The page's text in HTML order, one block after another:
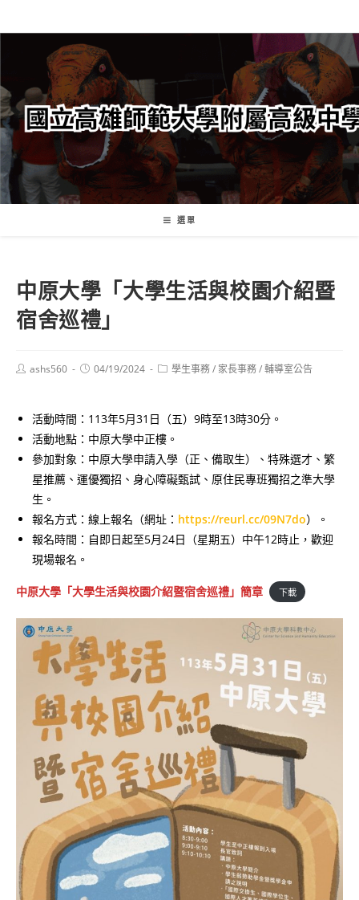
轉
要
內
容
選單
中原大學「大學生活與校園介紹暨
宿舍巡禮」
Postashs560
Post04/19/2024
Post學生事務/ 家長事務/輔導室公告
活動時間：113年5月31日（五）9時至13時30分。
活動地點：中原大學中正樓。
參加對象：中原大學申請入學（正、備取生）、特殊選才、繁
星推薦、運優獨招、身心障礙甄試、原住民專班獨招之準大學
生。
報名方式：線上報名（網址： https://reurl.cc/09N7do）。
報名時間：自即日起至5月24日（星期五）中午12時止，歡迎
現場報名。
中原大學「大學生活與校園介紹暨宿舍巡禮」簡章 下載